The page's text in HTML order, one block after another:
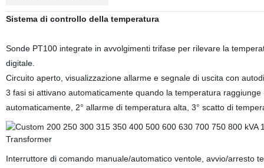
Sistema di controllo della temperatura
Sonde PT100 integrate in avvolgimenti trifase per rilevare la
digitale.
Circuito aperto, visualizzazione allarme e segnale di uscita con
3 fasi si attivano automaticamente quando la temperatura
automaticamente, 2° allarme di temperatura alta, 3° scatto di
Interruttore di comando manuale/automatico ventole, avvio/arresto